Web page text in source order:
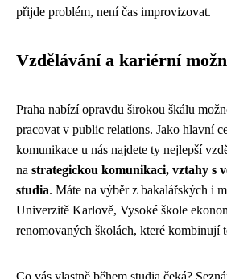
přijde problém, není čas improvizovat.
Vzdělávání a kariérní
Praha nabízí opravdu širokou škálu
pracovat v public relations. Jako hlavní
komunikace u nás najdete ty nejlepší
na strategickou komunikaci, vztahy s
studia. Máte na výběr z bakalářských i
Univerzitě Karlově, Vysoké škole
renomovaných školách, které kombinují